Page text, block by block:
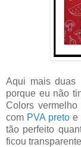
Aqui mais duas
porque eu não
Colors
com PVA preto e
tão perfeito
ficou